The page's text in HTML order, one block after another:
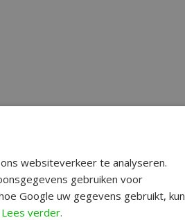
websiteverkeer te analyseren.
gebruiken voor
Google uw gegevens gebruikt, kun
Lees verder.